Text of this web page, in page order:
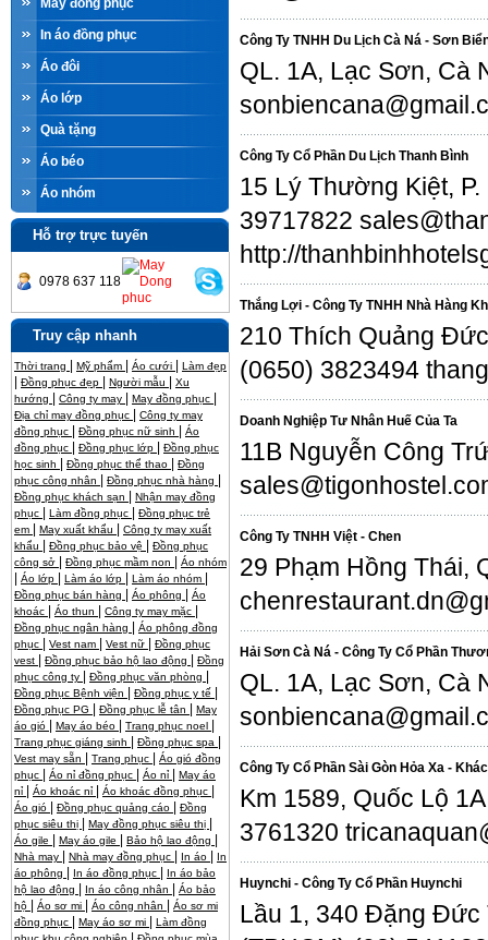
May đồng phục
In áo đồng phục
Áo đôi
Áo lớp
Quà tặng
Áo béo
Áo nhóm
Hỗ trợ trực tuyến
0978 637 118
Truy cập nhanh
Thời trang Mỹ phẩm Áo cưới Làm đẹp
Đồng phục đẹp Người mẫu
Xu
hướng
Công ty may May đồng phục
Địa chỉ may đồng phục
Công ty may
đồng phục
Đồng phục nữ sinh
Áo
đồng phục
Đồng phục lớp
Đồng phục
học sinh
Đồng phục thể thao
Đồng
phục công nhân
Đồng phục nhà hàng
Đồng phục khách sạn
Nhận may đồng
phục
Làm đồng phục
Đồng phục trẻ
em
May xuất khẩu
Công ty may xuất
khẩu
Đồng phục bảo vệ
Đồng phục
công sở
Đồng phục mầm non Áo nhóm
Áo lớp Làm áo lớp Làm áo nhóm
Đồng phục bán hàng Áo phông
Áo
khoác
Áo thun Công ty may mặc
Đồng phục ngân hàng
Áo phông đồng
phục
Vest nam Vest nữ
Đồng phục
vest
Đồng phục bảo hộ lao động
Đồng
phục công ty
Đồng phục văn phòng
Đồng phục Bệnh viện Đồng phục y tế
Đồng phục PG Đồng phục lễ tân
May
áo gió
May áo béo Trang phục noel
Trang phục giáng sinh Đồng phục spa
Vest may sẵn Trang phục
Áo gió đồng
phục
Áo nỉ đồng phục Áo nỉ
May áo
nỉ
Áo khoác nỉ Áo khoác đồng phục
Áo gió Đồng phục quảng cáo
Đồng
phục siêu thị
May đồng phục siêu thị
Áo gile May áo gile Bảo hộ lao động
Nhà may Nhà may đồng phục In áo
In
áo phông
In áo đồng phục
In áo bảo
hộ lao động
In áo công nhân
Áo bảo
hộ
Áo sơ mi Áo công nhân
Áo sơ mi
đồng phục
May áo sơ mi
Làm đồng
Công Ty TNHH Du Lịch Cà Ná - Sơn
QL. 1A, Lạc Sơn, Cà
Công Ty Cổ Phần Du Lịch Thanh Bình
15 Lý Thường Kiệt,
39717822
http://
Thắng Lợi - Công Ty TNHH Nhà Hàng
210 Thích Quảng
(0650) 3823494
Doanh Nghiệp Tư Nhân Huế Của Ta
11B Nguyễn Công
Công Ty TNHH Việt - Chen
29 Phạm Hồng Thái,
Hải Sơn Cà Ná - Công Ty Cổ Phần
QL. 1A, Lạc Sơn, Cà
Công Ty Cổ Phần Sài Gòn Hỏa Xa -
Km 1589, Quốc Lộ
3761320
Huynchi - Công Ty Cổ Phần Huynchi
Lầu 1, 340 Đặng Đức